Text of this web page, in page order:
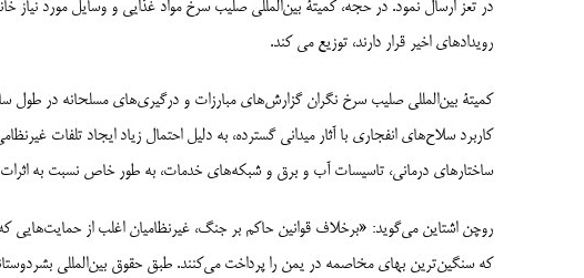
رویدادهای اخیر قرار دارند، توزیع می کند.
کمیتۀ بین‌المللی صلیب سرخ نگران گزارش‌های مبارزات و درگیری‌های مسلحانه در طول
کاربرد سلاح‌های انفجاری با آثار میدانی گسترده، به دلیل احتمال زیاد ایجاد تلفات
ساختارهای درمانی، تاسیسات آب و برق و شبکه‌های خدمات، به طور خاص نسبت به اثرات
روچن اشتاین می‌گوید: «برخلاف قوانین حاکم بر جنگ، غیرنظامیان اغلب از حمایت‌هایی
که سنگین‌ترین بهای مخاصمه در یمن را پرداخت می‌کنند. طبق حقوق بین‌المللی